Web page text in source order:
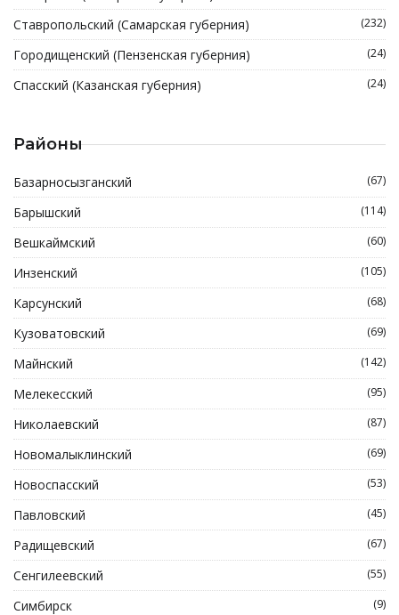
Ставропольский (Самарская губерния)
(232)
Городищенский (Пензенская губерния) (24)
Спасский (Казанская губерния) (24)
Районы
Базарносызганский (67)
Барышский (114)
Вешкаймский (60)
Инзенский (105)
Карсунский (68)
Кузоватовский (69)
Майнский (142)
Мелекесский (95)
Николаевский (87)
Новомалыклинский (69)
Новоспасский (53)
Павловский (45)
Радищевский (67)
Сенгилеевский (55)
Симбирск (9)